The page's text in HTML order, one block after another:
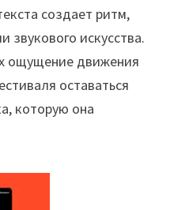
создает ритм,
звукового искусства.
ощущение движения
оставаться
которую она